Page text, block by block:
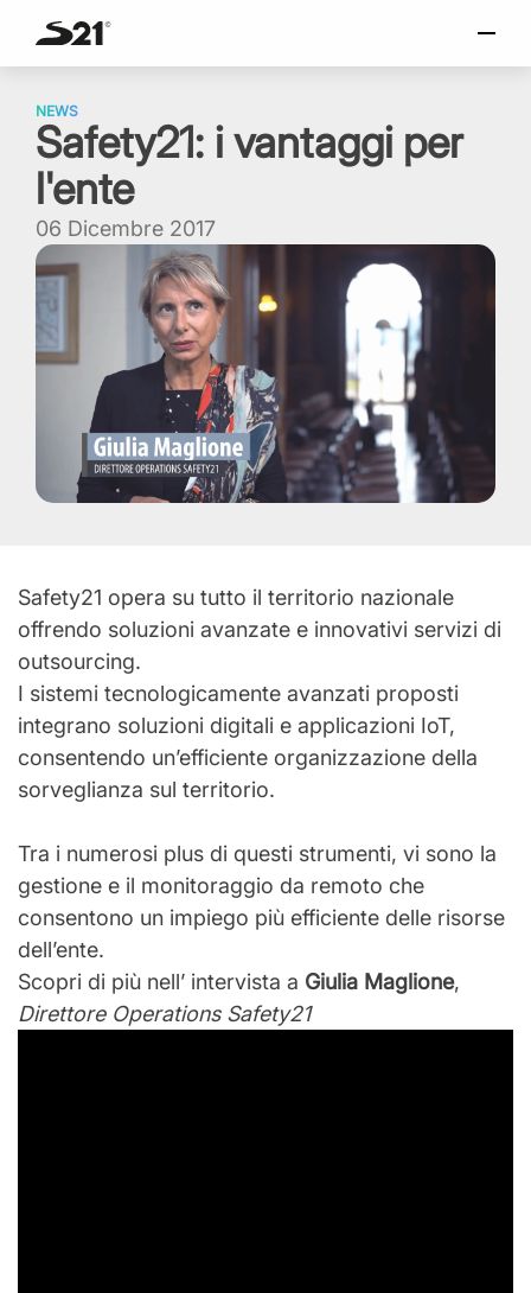
content
English
Portuguese
NEWS
Safety21: i vantaggi per
l'ente
06 Dicembre 2017
Safety21 opera su tutto il territorio nazionale
offrendo soluzioni avanzate e innovativi servizi di
outsourcing.
I sistemi tecnologicamente avanzati proposti
integrano soluzioni digitali e applicazioni IoT,
consentendo un’efficiente organizzazione della
sorveglianza sul territorio.
Tra i numerosi plus di questi strumenti, vi sono la
gestione e il monitoraggio da remoto che
consentono un impiego più efficiente delle risorse
dell’ente.
Scopri di più nell’ intervista a Giulia Maglione,
Direttore Operations Safety21